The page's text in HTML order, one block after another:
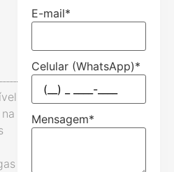
E-mail*
Celular (WhatsApp)*
Mensagem*